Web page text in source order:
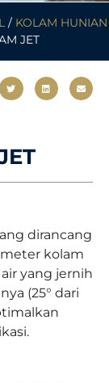
/ KOLAM HUNIAN
JET
dirancang
kolam
yang jernih
(25° dari